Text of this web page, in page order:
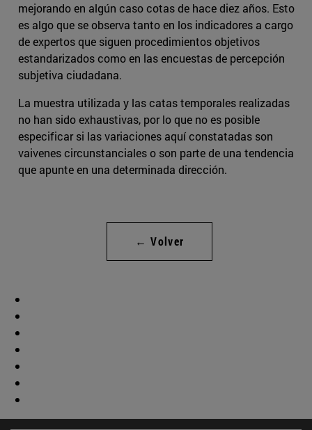
mejorando en algún caso cotas de hace diez años. Esto
es algo que se observa tanto en los indicadores a cargo
de expertos que siguen procedimientos objetivos
estandarizados como en las encuestas de percepción
subjetiva ciudadana.
La muestra utilizada y las catas temporales realizadas
no han sido exhaustivas, por lo que no es posible
especificar si las variaciones aquí constatadas son
vaivenes circunstanciales o son parte de una tendencia
que apunte en una determinada dirección.
← Volver